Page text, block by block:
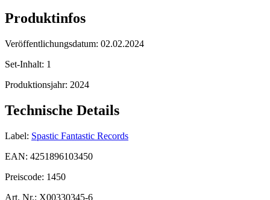
Produktinfos
Veröffentlichungsdatum: 02.02.2024
Set-Inhalt: 1
Produktionsjahr: 2024
Technische Details
Label: Spastic Fantastic Records
EAN: 4251896103450
Preiscode: 1450
Art. Nr.: X00330345-6